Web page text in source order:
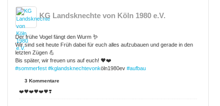
KG Landsknechte von Köln 1980 e.V.
Der frühe Vogel fängt den Wurm 🪱
Wir sind seit heute Früh dabei für euch alles aufzubauen und gerade in den
letzten Zügen 💪
Bis später, wir freuen uns auf euch! 🖤❤️
#sommerfest #kglandsknechtevonköln1980ev #aufbau
3 Kommentare
❤️🖤❤️🖤❤️🖤❣️